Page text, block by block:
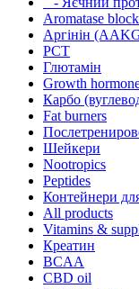
Aromatase
Аргінін
PCT
Глютамін
Growth
Карбо
Fat burners
Шейкери
Nootropics
Peptides
Контейнери
All products
Vitamins &
Креатин
BCAA
CBD oil